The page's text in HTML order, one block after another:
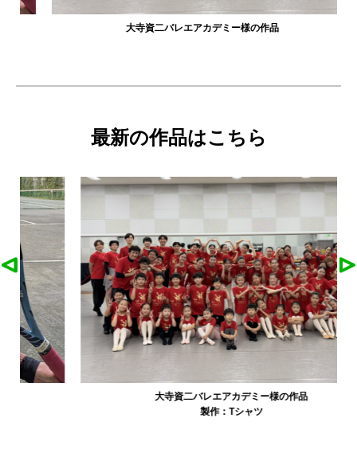
大寺資二バレエアカデミー様の作品
最新の作品はこちら
大寺資二バレエアカデミー様の作品
Tシャツ